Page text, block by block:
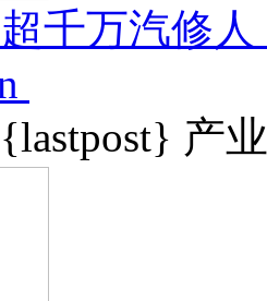
千万汽修
产